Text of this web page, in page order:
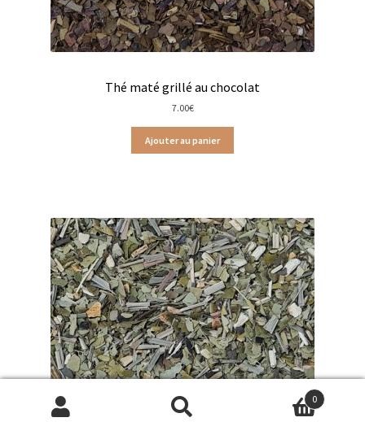
Tisanes d’hiver
Tisanes détente en sachets
Tisanes digestion Laboratoire Romon Nature
Tisanes hiver Laboratoire Romon Nature
Tisanes fruitées en bouteilles & boîtes métal
Tisanes fruitées en sachets
Tisanes fruitées en vrac
Thé maté grillé au chocolat
7.00€
Ajouter au panier
0